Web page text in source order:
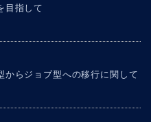
目指して
からジョブ型への移行に関して